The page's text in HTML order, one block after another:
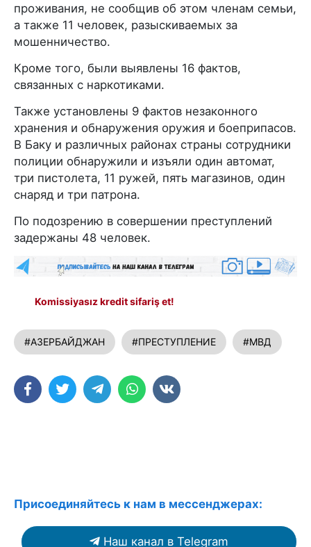
проживания, не сообщив об этом членам семьи,
а также 11 человек, разыскиваемых за
мошенничество.
Кроме того, были выявлены 16 фактов,
связанных с наркотиками.
Также установлены 9 фактов незаконного
хранения и обнаружения оружия и боеприпасов.
В Баку и различных районах страны сотрудники
полиции обнаружили и изъяли один автомат,
три пистолета, 11 ружей, пять магазинов, один
снаряд и три патрона.
По подозрению в совершении преступлений
задержаны 48 человек.
Komissiyasız kredit sifariş et!
#АЗЕРБАЙДЖАН #ПРЕСТУПЛЕНИЕ #МВД
Присоединяйтесь к нам в мессенджерах:
Наш канал в Telegram